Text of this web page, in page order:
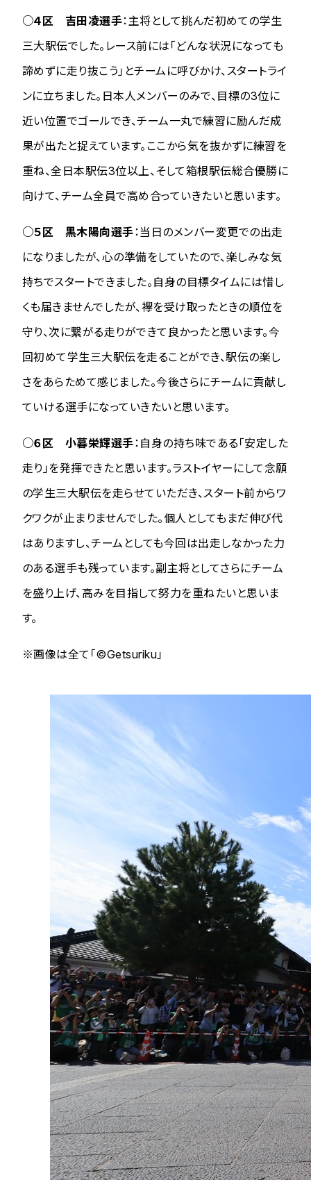
○４区 吉田凌選手：主将として挑んだ初めての学生
三大駅伝でした。レース前には「どんな状況になっても
諦めずに走り抜こう」とチームに呼びかけ、スタートライ
ンに立ちました。日本人メンバーのみで、目標の3位に
近い位置でゴールでき、チーム一丸で練習に励んだ成
果が出たと捉えています。ここから気を抜かずに練習を
重ね、全日本駅伝3位以上、そして箱根駅伝総合優勝に
向けて、チーム全員で高め合っていきたいと思います。
○５区 黒木陽向選手：当日のメンバー変更での出走
になりましたが、心の準備をしていたので、楽しみな気
持ちでスタートできました。自身の目標タイムには惜し
くも届きませんでしたが、襷を受け取ったときの順位を
守り、次に繋がる走りができて良かったと思います。今
回初めて学生三大駅伝を走ることができ、駅伝の楽し
さをあらためて感じました。今後さらにチームに貢献し
ていける選手になっていきたいと思います。
○６区 小暮栄輝選手：自身の持ち味である「安定した
走り」を発揮できたと思います。ラストイヤーにして念願
の学生三大駅伝を走らせていただき、スタート前からワ
クワクが止まりませんでした。個人としてもまだ伸び代
はありますし、チームとしても今回は出走しなかった力
のある選手も残っています。副主将としてさらにチーム
を盛り上げ、高みを目指して努力を重ねたいと思いま
す。
※画像は全て「©Getsuriku」